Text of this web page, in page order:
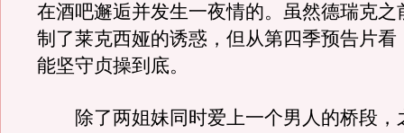
在酒吧邂逅并发生一夜情的。虽然德瑞克之
制了莱克西娅的诱惑，但从第四季预告片看
能坚守贞操到底。
除了两姐妹同时爱上一个男人的桥段，